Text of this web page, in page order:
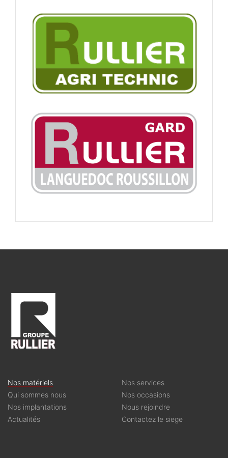
Nos matériels
Qui sommes nous
Nos implantations
Actualités
Nos services
Nos occasions
Nous rejoindre
Contactez le siege